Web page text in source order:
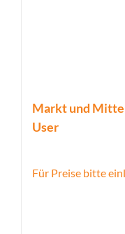
Markt und
User
Für Preise bitte